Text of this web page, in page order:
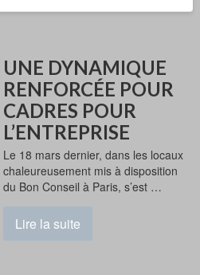
UNE DYNAMIQUE
RENFORCÉE POUR
CADRES POUR
L’ENTREPRISE
Le 18 mars dernier, dans les locaux
chaleureusement mis à disposition
du Bon Conseil à Paris, s’est …
Lire la suite